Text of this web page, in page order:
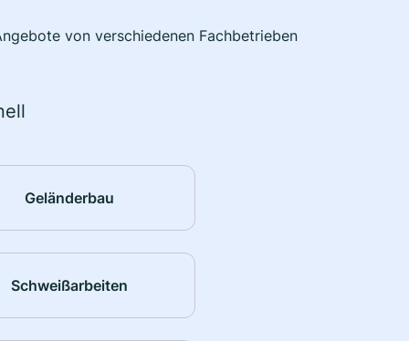
von verschiedenen Fachbetrieben
Geländerbau
Schweißarbeiten